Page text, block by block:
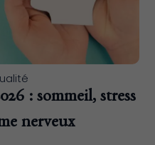
: sommeil, stress
nerveux